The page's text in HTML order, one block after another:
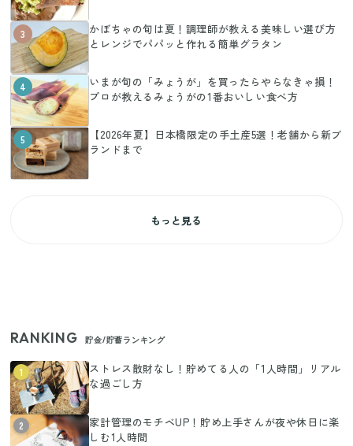
3
かぼちゃの旬は夏！調理師が教える美味しい選び方
とレンジでパパッと作れる簡単グラタン
4
いまが旬の「みょうが」を買ったらやらなきゃ損！
プロが教えるみょうがの1番おいしい食べ方
5
【2026年夏】日本橋限定の手土産5選！老舗から新ブ
ランドまで
もっと見る
RANKING 貯金/貯蓄ランキング
1
ストレス散財なし！貯めてる人の「1人時間」リアル
な過ごし方
2
家計管理のモチベUP！貯め上手さんが夜や休日に楽
しむ1人時間